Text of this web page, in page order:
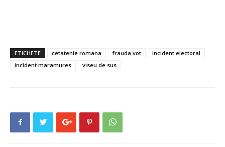
ETICHETE cetatenie romana frauda vot
incident electoral
incident maramures
viseu de sus